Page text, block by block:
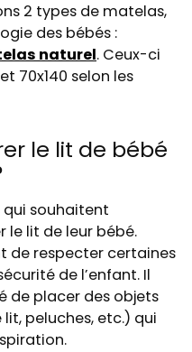
2 types de matelas,
des bébés :
naturel. Ceux-ci
70x140 selon les
le lit de bébé
qui souhaitent
le lit de leur bébé.
de respecter certaines
de l’enfant. Il
de placer des objets
peluches, etc.) qui